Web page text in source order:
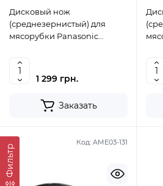
Фильтр
Дисковый нож
(среднезернистый) для
мясорубки Panasonic
1 299 грн.
Заказать
Код: AME03-131